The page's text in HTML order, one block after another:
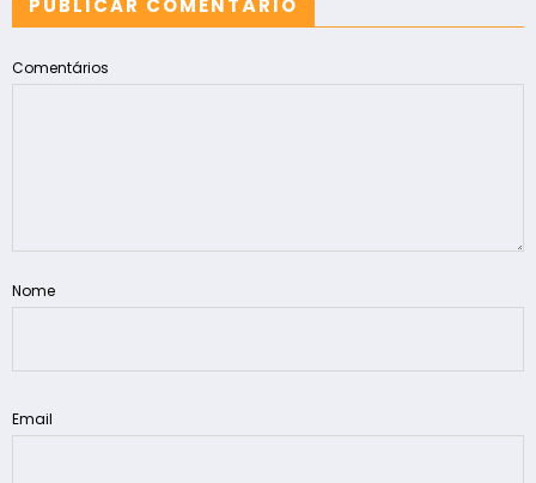
PUBLICAR COMENTÁRIO
Comentários
Nome
Email